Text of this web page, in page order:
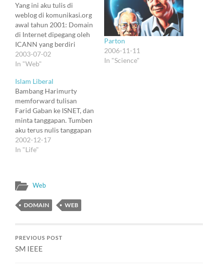
Yang ini aku tulis di
weblog di komunikasi.org
awal tahun 2001: Domain
di Internet dipegang oleh
ICANN yang berdiri
tahun 1988. TLD yang
dikelola dibagi atas TLD
Dari delapan TLD generic,
lima dikontrol oleh
pemerintah AS atau
IANA, induk dari ICANN.
Tiga sisanya menjadi
kontroversi domain…
2003-07-02
In "Web"
Parton
2006-11-11
In "Science"
Islam Liberal
Bambang Harimurty
memforward tulisan
Farid Gaban ke ISNET, dan
minta tanggapan. Tumben
aku terus nulis tanggapan
lagi. Bagian awalnya
nggak beda sama yang
masa Utan Kayu,
beberapa orang, termasuk
Nurcholis Madjid,
2002-12-17
In "Life"
Web
DOMAIN WEB
PREVIOUS POST
SM IEEE